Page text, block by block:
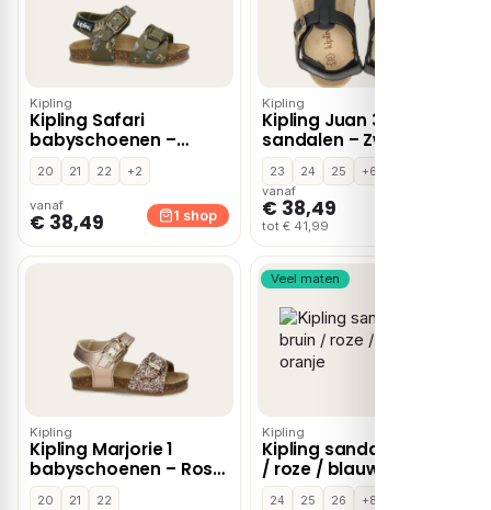
Kipling
Kipling Safari
babyschoenen –
Groen
20 21 22 +2
vanaf
€ 38,49 1 shop
Kipling
Kipling Juan 3
sandalen – Zwart
23 24 25
+6
vanaf
€ 38,49
tot € 41,99
Kipling
Kipling Marjorie 1
babyschoenen – Rose
goud
20 21 22
Veel maten
Kipling
Kipling sandalen bruin
/ roze / blauw / oranje
24 25 26
+8